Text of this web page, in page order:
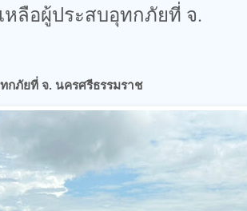
ลือผู้ประสบอุทกภัยที่ จ.
กภัยที่ จ. นครศรีธรรมราช